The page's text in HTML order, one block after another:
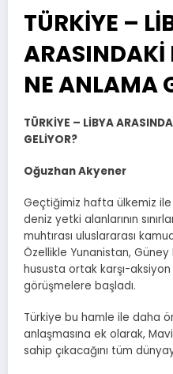
TÜRKİYE –
NE ANLAMA
TÜRKİYE – LİBYA
GELİYOR?
Oğuzhan Akyener
Geçtiğimiz hafta ülkemiz
deniz yetki alanlarının
muhtırası uluslararası
Özellikle Yunanistan, Güney
hususta ortak karşı-
görüşmelere başladı.
Türkiye bu hamle ile daha
anlaşmasına ek olarak,
sahip çıkacağını tüm